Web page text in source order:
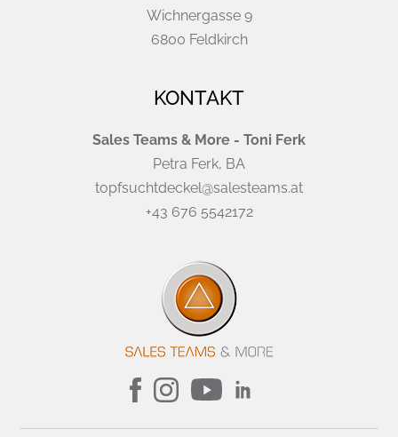
Wichnergasse 9
6800 Feldkirch
KONTAKT
Sales Teams & More - Toni Ferk
Petra Ferk, BA
topfsuchtdeckel@salesteams.at
+43 676 5542172